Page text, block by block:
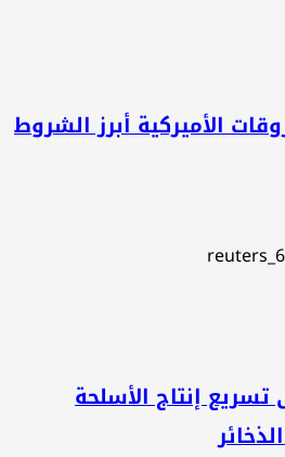
الأميركية أبرز الشروط
إنتاج الأسلحة